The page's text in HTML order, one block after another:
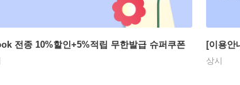
전종 10%할인+5%적립 무한발급 슈퍼쿠폰 [이용안
상시